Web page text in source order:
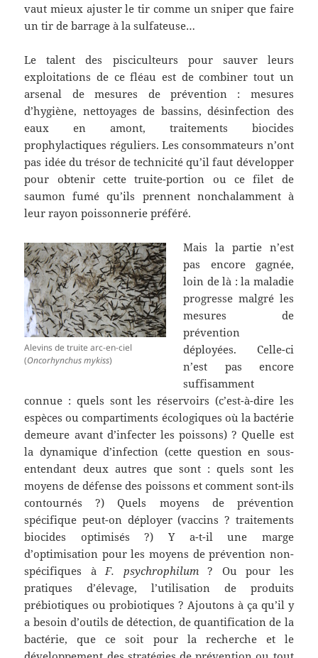
vaut mieux ajuster le tir comme un sniper que faire
un tir de barrage à la sulfateuse…
Le talent des pisciculteurs pour sauver leurs
exploitations de ce fléau est de combiner tout un
arsenal de mesures de prévention : mesures
d’hygiène, nettoyages de bassins, désinfection des
eaux en amont, traitements biocides
prophylactiques réguliers. Les consommateurs n’ont
pas idée du trésor de technicité qu’il faut développer
pour obtenir cette truite-portion ou ce filet de
saumon fumé qu’ils prennent nonchalamment à
leur rayon poissonnerie préféré.
Alevins de truite arc-en-ciel
(Oncorhynchus mykiss)
Mais la partie n’est
pas encore gagnée,
loin de là : la maladie
progresse malgré les
mesures de
prévention
déployées. Celle-ci
n’est pas encore
suffisamment
connue : quels sont les réservoirs (c’est-à-dire les
espèces ou compartiments écologiques où la bactérie
demeure avant d’infecter les poissons) ? Quelle est
la dynamique d’infection (cette question en sous-
entendant deux autres que sont : quels sont les
moyens de défense des poissons et comment sont-ils
contournés ?) Quels moyens de prévention
spécifique peut-on déployer (vaccins ? traitements
biocides optimisés ?) Y a-t-il une marge
d’optimisation pour les moyens de prévention non-
spécifiques à F. psychrophilum? Ou pour les
pratiques d’élevage, l’utilisation de produits
prébiotiques ou probiotiques ? Ajoutons à ça qu’il y
a besoin d’outils de détection, de quantification de la
bactérie, que ce soit pour la recherche et le